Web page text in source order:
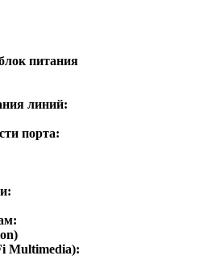
питания
линий:
порта:
Multimedia):